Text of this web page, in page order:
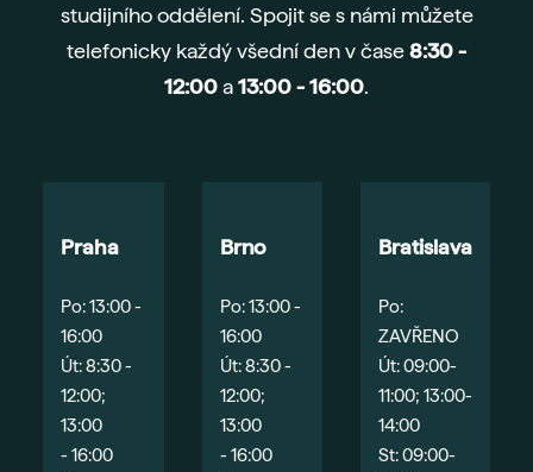
studijního oddělení. Spojit se s námi můžete
telefonicky každý všední den v čase8:30 -
12:00a13:00 - 16:00.
Praha
Po: 13:00 -
16:00
Út: 8:30 -
12:00;
13:00
- 16:00
Brno
Po: 13:00 -
16:00
Út: 8:30 -
12:00;
13:00
- 16:00
Bratislava
Po:
ZAVŘENO
Út: 09:00-
11:00; 13:00-
14:00
St: 09:00-